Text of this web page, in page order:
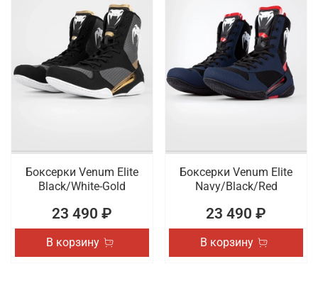
Боксерки Venum Elite
Black/White-Gold
23 490 ₽
В корзину
Боксерки Venum Elite
Navy/Black/Red
23 490 ₽
В корзину